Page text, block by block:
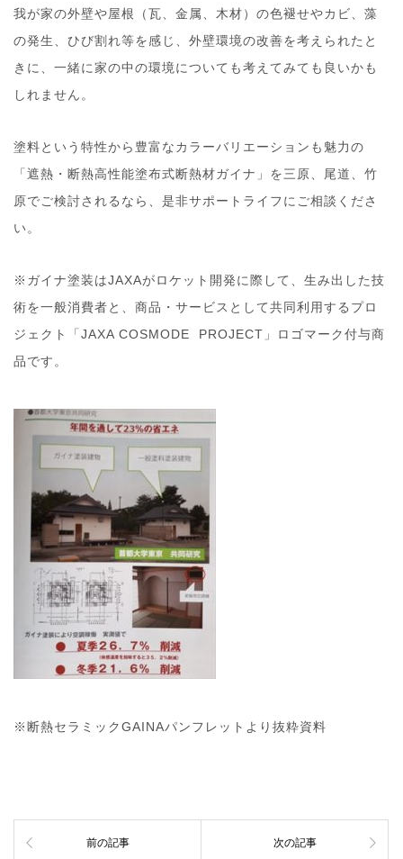
我が家の外壁や屋根（瓦、金属、木材）の色褪せやカビ、藻
の発生、ひび割れ等を感じ、外壁環境の改善を考えられたと
きに、一緒に家の中の環境についても考えてみても良いかも
しれません。
塗料という特性から豊富なカラーバリエーションも魅力の
「遮熱・断熱高性能塗布式断熱材ガイナ」を三原、尾道、竹
原でご検討されるなら、是非サポートライフにご相談くださ
い。
※ガイナ塗装はJAXAがロケット開発に際して、生み出した技
術を一般消費者と、商品・サービスとして共同利用するプロ
ジェクト「JAXA COSMODE PROJECT」ロゴマーク付与商
品です。
※断熱セラミックGAINAパンフレットより抜粋資料
前の記事 次の記事